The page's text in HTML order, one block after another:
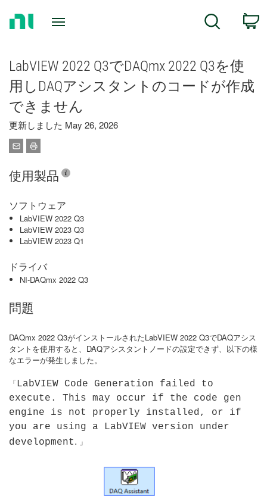
Search
LabVIEW 2022 Q3でDAQmx 2022 Q3を使
用しDAQアシスタントのコードが作成
できません
更新しました May 26, 2026
使用製品
ソフトウェア
LabVIEW 2022 Q3
LabVIEW 2023 Q3
LabVIEW 2023 Q1
ドライバ
NI-DAQmx 2022 Q3
問題
DAQmx 2022 Q3がインストールされたLabVIEW 2022 Q3でDAQアシス
タントを使用すると、DAQアシスタントノードの設定できず、以下の様
なエラーが発生しました。
「LabVIEW Code Generation failed to
execute. This may occur if the code gen
engine is not properly installed, or if
you are using a LabVIEW version under
development. 」